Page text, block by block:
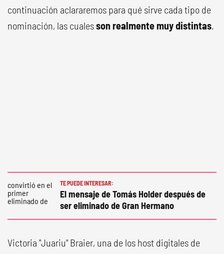
continuación aclararemos para qué sirve cada tipo de
nominación, las cualesson realmente muy distintas.
TE PUEDE INTERESAR:
El mensaje de Tomás Holder después de
ser eliminado de Gran Hermano
Victoria "Juariu" Braier, una de los host digitales de